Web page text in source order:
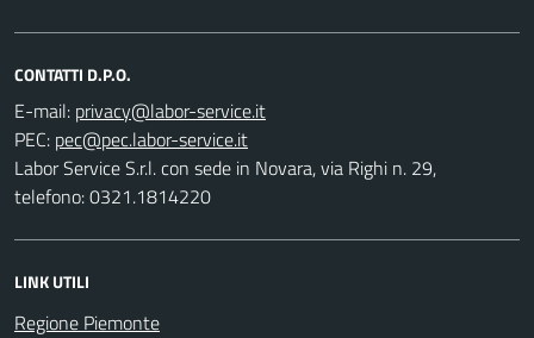
CONTATTI D.P.O.
E-mail:
PEC:
Labor Service S.r.l. con sede in Novara, via Righi n. 29,
telefono: 0321.1814220
LINK UTILI
Regione Piemonte